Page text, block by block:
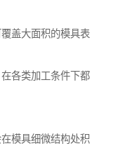
盖大面积的模具表
各类加工条件下都
模具细微结构处积